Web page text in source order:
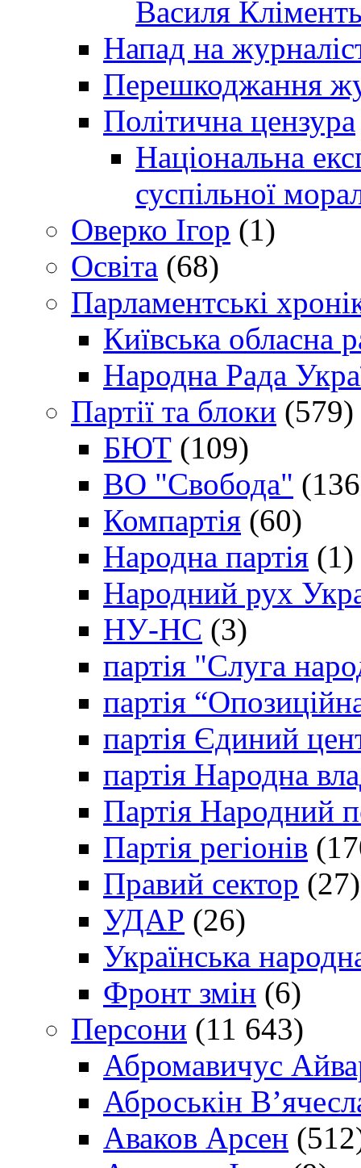
Василя
Напад на
Перешкоджання
Політична цензура
Національна
суспільної
Оверко Ігор (1)
Освіта (68)
Парламентські
Київська обласна
Народна Рада
Партії та блоки (579)
БЮТ (109)
ВО "Свобода"
Компартія (60)
Народна партія (1)
Народний рух
НУ-НС (3)
партія "Слуга
партія
партія Єдиний
партія Народна
Партія Народний
Партія регіонів
Правий сектор (27)
УДАР (26)
Українська
Фронт змін (6)
Персони (11 643)
Абромавичус
Аброськін
Аваков Арсен